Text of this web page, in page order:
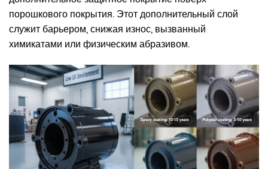
порошкового покрытия. Этот дополнительный слой
служит барьером, снижая износ, вызванный
химикатами или физическим абразивом.